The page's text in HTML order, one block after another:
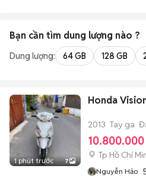
Bạn cần tìm dung lượng nào ?
Dung lượng: 64 GB 128 GB
1 phút trước 7
Honda
2013 Tay ga
Tp Hồ Chí
Nguyễn Hảo